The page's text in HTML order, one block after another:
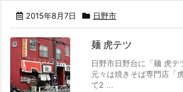
2015年8月7日 日野市
麺 虎テツ
日野市日野台に「麺 虎テ
元々は焼きそば専門店「
て2 ...